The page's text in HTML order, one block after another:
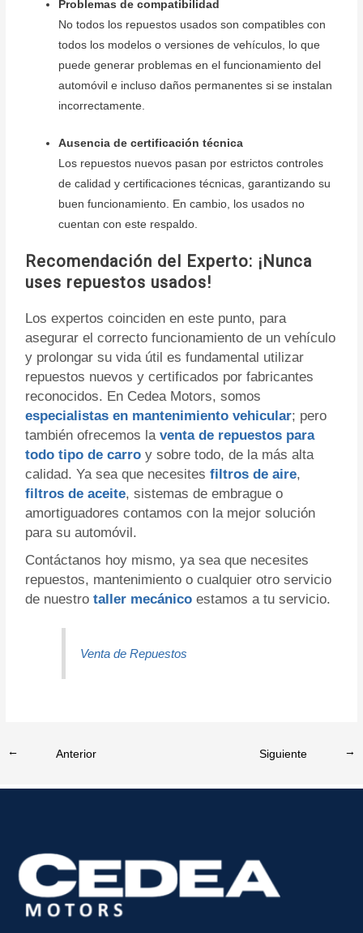
Problemas de compatibilidad
No todos los repuestos usados son compatibles con
todos los modelos o versiones de vehículos, lo que
puede generar problemas en el funcionamiento del
automóvil e incluso daños permanentes si se instalan
incorrectamente.
Ausencia de certificación técnica
Los repuestos nuevos pasan por estrictos controles
de calidad y certificaciones técnicas, garantizando su
buen funcionamiento. En cambio, los usados no
cuentan con este respaldo.
Recomendación del Experto: ¡Nunca
uses repuestos usados!
Los expertos coinciden en este punto, para
asegurar el correcto funcionamiento de un vehículo
y prolongar su vida útil es fundamental utilizar
repuestos nuevos y certificados por fabricantes
reconocidos. En Cedea Motors, somos
especialistas en mantenimiento vehicular; pero
también ofrecemos laventa de repuestos para
todo tipo de carro y sobre todo, de la más alta
calidad. Ya sea que necesitesfiltros de aire,
filtros de aceite, sistemas de embrague o
amortiguadores contamos con la mejor solución
para su automóvil.
Contáctanos hoy mismo, ya sea que necesites
repuestos, mantenimiento o cualquier otro servicio
de nuestrotaller mecánico estamos a tu servicio.
Venta de Repuestos
← Entrada anterior Entrada siguiente →